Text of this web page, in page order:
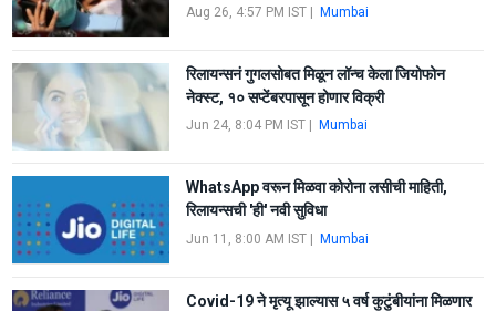
Aug 26, 4:57 PM IST| Mumbai
रिलायन्सनं गुगलसोबत मिळून लॉन्च केला जियोफोन
नेक्स्ट, १० सप्टेंबरपासून होणार विक्री
Jun 24, 8:04 PM IST| Mumbai
WhatsApp वरून मिळवा कोरोना लसीची माहिती,
रिलायन्सची 'ही' नवी सुविधा
Jun 11, 8:00 AM IST| Mumbai
Covid-19 ने मृत्यू झाल्यास ५ वर्ष कुटुंबीयांना मिळणार